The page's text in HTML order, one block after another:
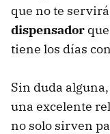
que no te
dispensador
tiene los días
Sin duda
una excelente
no solo sirven